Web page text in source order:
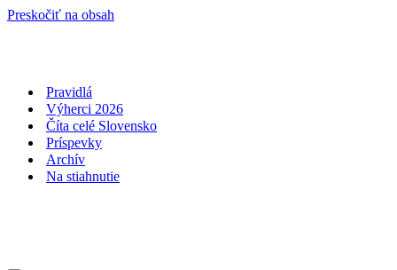
Preskočiť na obsah
Pravidlá
Výherci 2026
Číta celé Slovensko
Príspevky
Archív
Na stiahnutie